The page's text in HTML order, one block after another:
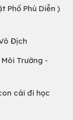
Phố Phú Diễn )
Địch
Trường -
cái đi học